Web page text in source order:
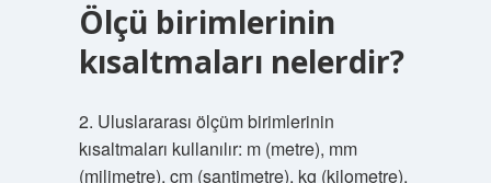
Ölçü birimlerinin
kısaltmaları nelerdir?
2. Uluslararası ölçüm birimlerinin
kısaltmaları kullanılır: m (metre), mm
(milimetre), cm (santimetre), kg (kilometre),